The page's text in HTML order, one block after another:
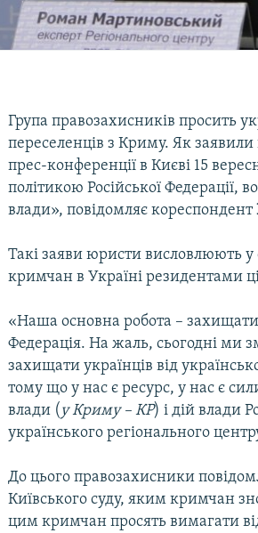
Група правозахисників просить
переселенців з Криму. Як
прес-конференції в Києві 15
політикою Російської Федерації,
влади», повідомляє кореспондент
Такі заяви юристи висловлюють
кримчан в Україні резидентами
«Наша основна робота –
Федерація. На жаль, сьогодні ми
захищати українців від
тому що у нас є ресурс, у нас є
влади ( у Криму – КР) і дій влади
українського регіонального
До цього правозахисники
Київського суду, яким кримчан
цим кримчан просять вимагати